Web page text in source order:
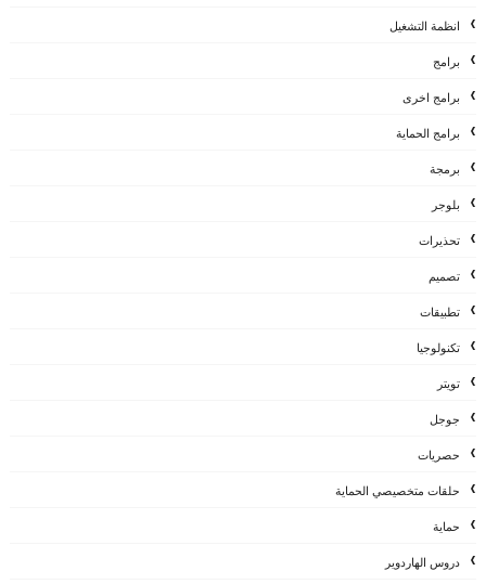
انظمة التشغيل
برامج
برامج اخرى
برامج الحماية
برمجة
بلوجر
تحذيرات
تصميم
تطبيقات
تكنولوجيا
تويتر
جوجل
حصريات
حلقات متخصيصي الحماية
حماية
دروس الهاردوير